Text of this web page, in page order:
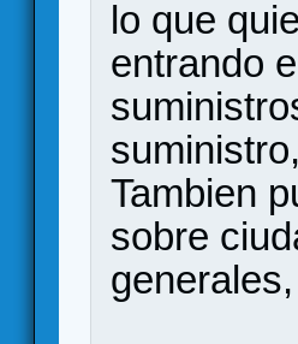
lo que
entrando
Tambien
sobre